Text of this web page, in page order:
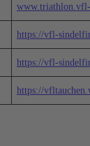
https://vfl-
https://vfl-
https://